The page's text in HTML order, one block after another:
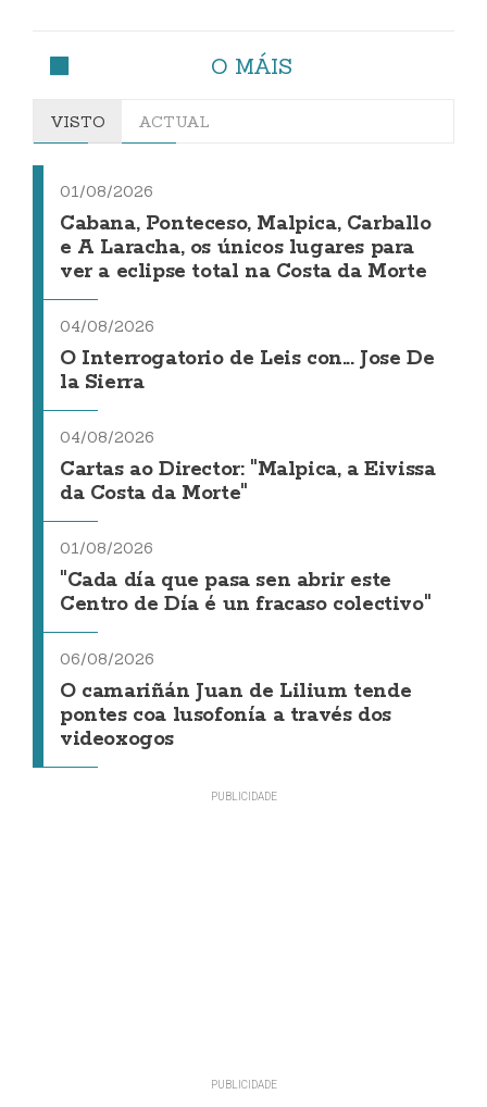
O MÁIS
VISTO ACTUAL
01/08/2026
Cabana, Ponteceso, Malpica, Carballo
e A Laracha, os únicos lugares para
ver a eclipse total na Costa da Morte
04/08/2026
O Interrogatorio de Leis con... Jose De
la Sierra
04/08/2026
Cartas ao Director: "Malpica, a Eivissa
da Costa da Morte"
01/08/2026
"Cada día que pasa sen abrir este
Centro de Día é un fracaso colectivo"
06/08/2026
O camariñán Juan de Lilium tende
pontes coa lusofonía a través dos
videoxogos